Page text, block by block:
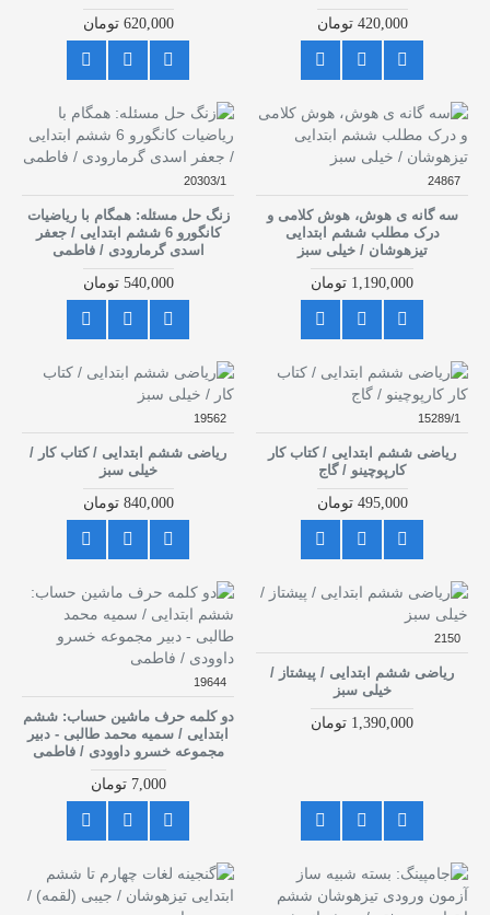
420,000 تومان
620,000 تومان
24867
سه گانه ی هوش، هوش کلامی و
درک مطلب ششم ابتدایی
تیزهوشان / خیلی سبز
1,190,000 تومان
20303/1
زنگ حل مسئله: همگام با ریاضیات
کانگورو 6 ششم ابتدایی / جعفر
اسدی گرمارودی / فاطمی
540,000 تومان
15289/1
ریاضی ششم ابتدایی / کتاب کار
کارپوچینو / گاج
495,000 تومان
19562
ریاضی ششم ابتدایی / کتاب کار /
خیلی سبز
840,000 تومان
2150
ریاضی ششم ابتدایی / پیشتاز /
خیلی سبز
1,390,000 تومان
19644
دو کلمه حرف ماشین حساب: ششم
ابتدایی / سمیه محمد طالبی - دبیر
مجموعه خسرو داوودی / فاطمی
7,000 تومان